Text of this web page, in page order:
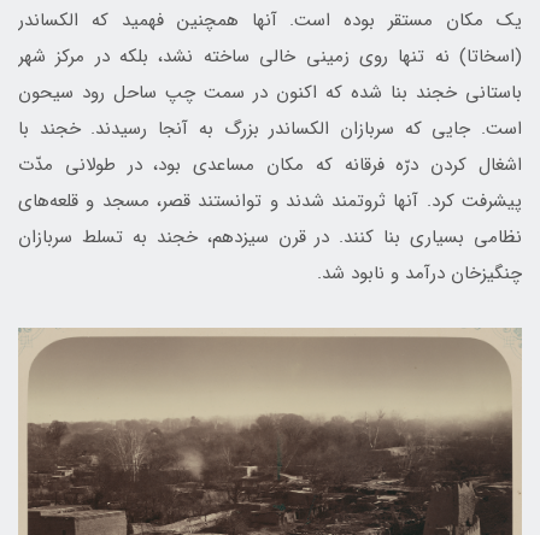
يك مكان مستقر بوده است. آنها همچنين فهميد كه الكساندر
(اسخاتا) نه تنها روی زمينی خالی ساخته نشد، بلكه در مركز شهر
باستانی خجند بنا شده كه اكنون در سمت چپ ساحل رود سيحون
است. جايی كه سربازان الكساندر بزرگ به آنجا رسيدند. خجند با
اشغال كردن درّه فرقانه كه مكان مساعدی بود، در طولانی مدّت
پيشرفت كرد. آنها ثروتمند شدند و توانستند قصر، مسجد و قلعه‌های
نظامی بسياری بنا كنند. در قرن سيزدهم، خجند به تسلط سربازان
چنگيزخان درآمد و نابود شد.